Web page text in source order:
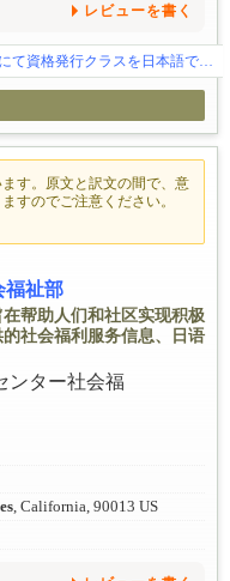
レビューを書く
まりの救助法が新たに変わりましたので飲食関係の方は是非お勧めです。
す。原文と訳文の間で、意
すのでご注意ください。
福祉部
帮助人们和社区实现积极
社会福利服务信息、日语
, California, 90013 US